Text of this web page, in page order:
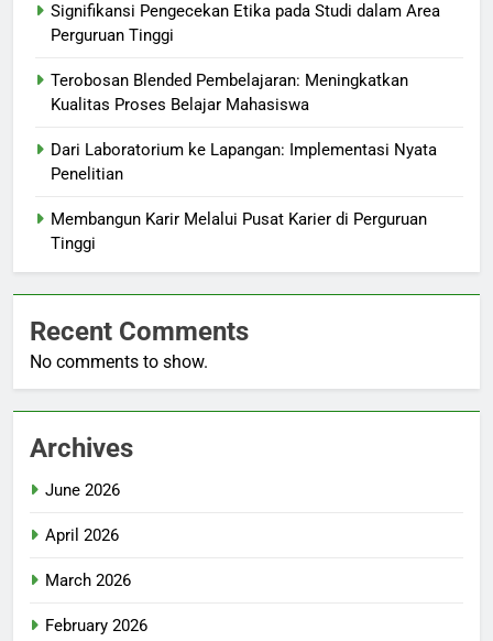
Signifikansi Pengecekan Etika pada Studi dalam Area
Perguruan Tinggi
Terobosan Blended Pembelajaran: Meningkatkan
Kualitas Proses Belajar Mahasiswa
Dari Laboratorium ke Lapangan: Implementasi Nyata
Penelitian
Membangun Karir Melalui Pusat Karier di Perguruan
Tinggi
Recent Comments
No comments to show.
Archives
June 2026
April 2026
March 2026
February 2026